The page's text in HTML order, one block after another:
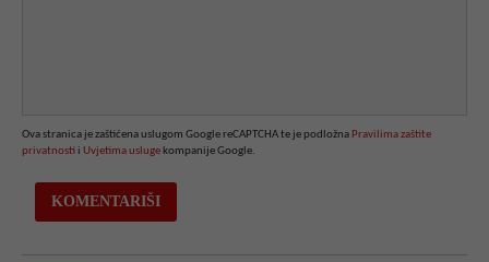
Ova stranica je zaštićena uslugom Google reCAPTCHA te je podložna Pravilima zaštite
privatnosti i Uvjetima usluge kompanije Google.